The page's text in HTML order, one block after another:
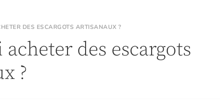
DES ESCARGOTS ARTISANAUX ?
des escargots
?